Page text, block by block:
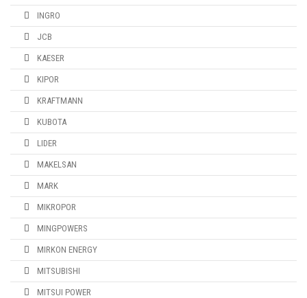
INGRO
JCB
KAESER
KIPOR
KRAFTMANN
KUBOTA
LIDER
MAKELSAN
MARK
MIKROPOR
MINGPOWERS
MIRKON ENERGY
MITSUBISHI
MITSUI POWER